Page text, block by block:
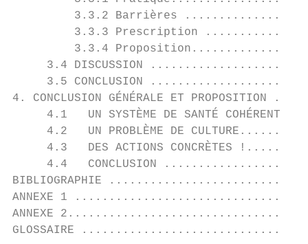
3.3.2 Barrières
3.3.3 Prescription
3.3.4
3.4 DISCUSSION
3.5 CONCLUSION
4. CONCLUSION GÉNÉRALE ET
4.1   UN SYSTÈME DE SANTÉ COHÉRENT
4.2   UN PROBLÈME DE
4.3   DES ACTIONS CONCRÈTES
4.4   CONCLUSION
BIBLIOGRAPHIE
ANNEXE 1
ANNEXE
GLOSSAIRE